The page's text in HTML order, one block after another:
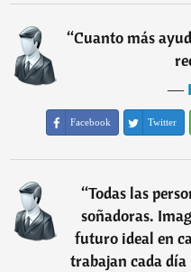
“Cuanto más
―
Facebook Twitter
“Todas las
soñadoras.
futuro ideal en
trabajan cada día